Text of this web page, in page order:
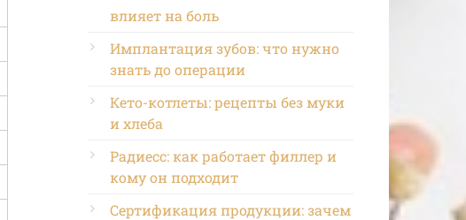
влияет на боль
Имплантация зубов: что нужно
знать до операции
Кето-котлеты: рецепты без муки
и хлеба
Радиесс: как работает филлер и
кому он подходит
Сертификация продукции: зачем